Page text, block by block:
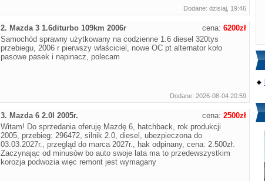
Dodane: dzisiaj, 19:46
2. Mazda 3 1.6diturbo 109km 2006r
Samochód sprawny użytkowany na codzienne 1.6 diesel 320tys
przebiegu, 2006 r pierwszy właściciel, nowe OC pt alternator koło
pasowe pasek i napinacz, polecam
cena: 6200zł
Dodane: 2026-08-04 20:59
3. Mazda 6 2.0l 2005r.
Witam! Do sprzedania oferuję Mazdę 6, hatchback, rok produkcji
2005, przebieg: 296472, silnik 2.0, diesel, ubezpieczona do
03.03.2027r., przegląd do marca 2027r., hak odpinany, cena: 2.500zł.
Zaczynając od minusów bo auto swoje lata ma to przedewszystkim
korozja podwozia więc remont jest wymagany
cena: 2500zł
🔹